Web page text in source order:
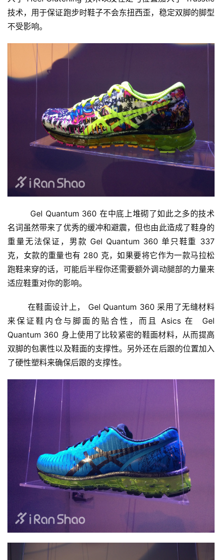
装
备
练
视
频
精
选
运
动
集
技术，用于保证跑步时鞋子不会东扭西歪，稳定双脚的脚型
不受影响。
名词虽然带来了优秀的缓冲和避震，但也由此造成了鞋身的
重量无法保证，男款 Gel Quantum 360 单只鞋重 337
克，女款的重量也有 280 克，如果要将它作为一款马拉松
跑鞋来穿的话，可能后半程你还需要额外调动腿部的力量来
适应鞋重对你的影响。
来保证鞋内仓与脚面的贴合性，而且 Asics 在  Gel
Quantum 360 身上使用了比较紧密的鞋面材料，从而提高
双脚的包裹性以及鞋面的支撑性。另外还在后跟的位置加入
了硬性塑料来确保后跟的支撑性。